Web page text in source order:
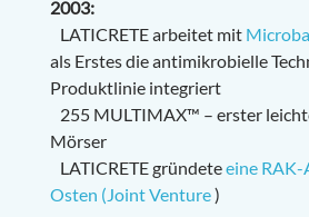
2003:
LATICRETE arbeitet mit
als Erstes die antimikrobielle
Produktlinie integriert
255 MULTIMAX™ – erster
Mörser
LATICRETE gründeteeine RAK-
Osten (Joint Venture)